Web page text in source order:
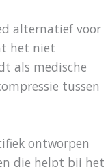
alternatief voor
het niet
als medische
tussen
ontworpen
die helpt bij het